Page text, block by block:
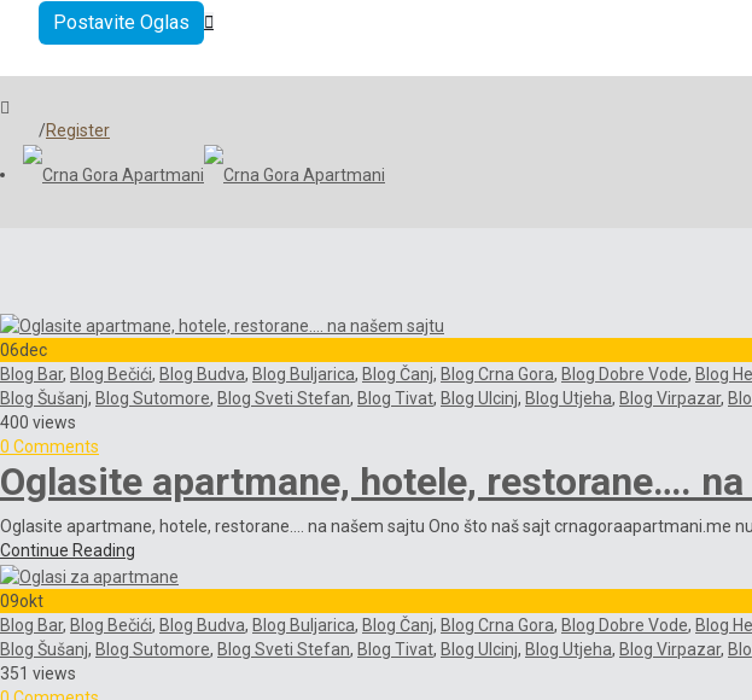
login
/Register
Postavite Oglas
06dec
Blog Bar, Blog Bečići, Blog Budva, Blog Buljarica, Blog Čanj, Blog Crna Gora, Blog Dobre Vode, Blog
Blog Šušanj, Blog Sutomore, Blog Sveti Stefan, Blog Tivat, Blog Ulcinj, Blog Utjeha, Blog Virpazar,
400 views
0 Comments
Oglasite apartmane, hotele, restorane….
Oglasite apartmane, hotele, restorane…. na našem sajtu Ono što naš sajt crnagoraapartmani.me
Continue Reading
09okt
Blog Bar, Blog Bečići, Blog Budva, Blog Buljarica, Blog Čanj, Blog Crna Gora, Blog Dobre Vode, Blog
Blog Šušanj, Blog Sutomore, Blog Sveti Stefan, Blog Tivat, Blog Ulcinj, Blog Utjeha, Blog Virpazar,
351 views